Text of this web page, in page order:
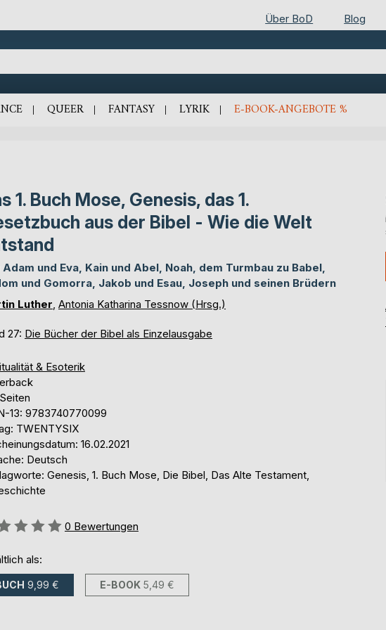
Über BoD Blog
QUEER FANTASY LYRIK E-BOOK-ANGEBOTE %
1. Buch Mose, Genesis, das 1.
aus der Bibel - Wie die Welt
und Eva, Kain und Abel, Noah, dem Turmbau zu Babel,
und Gomorra, Jakob und Esau, Joseph und seinen Brüdern
Luther Antonia Katharina Tessnow (Hrsg.)
27: Die Bücher der Bibel als Einzelausgabe
& Esoterik
13: 9783740770099
TWENTYSIX
16.02.2021
Deutsch
Genesis, 1. Buch Mose, Die Bibel, Das Alte Testament,
0 Bewertungen
als:
9,99 € E-BOOK 5,49 €